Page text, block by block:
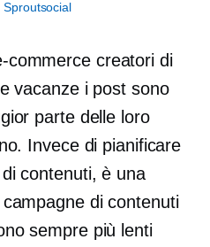
Sproutsocial
commercecreatori di
vacanzei post sono
parte delle loro
Invece di pianificare
contenuti, è una
di contenuti
sempre più lenti